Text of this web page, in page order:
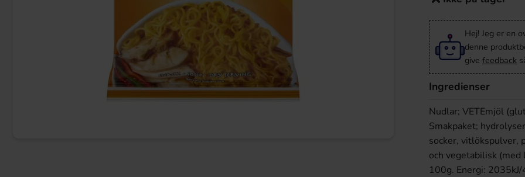
Hej! Jeg er en
denne
give feedback
Ingredienser
Nudlar; VETEmjöl
Smakpaket;
socker, vitlökspulver,
och vegetabilisk (med
100g. Energi: